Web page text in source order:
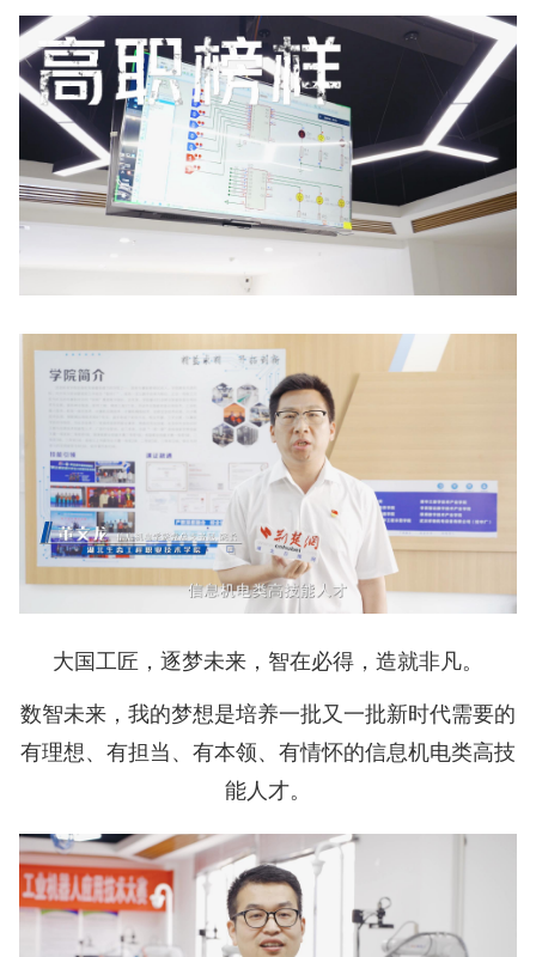
大国工匠，逐梦未来，智在必得，造就非凡。
数智未来，我的梦想是培养一批又一批新时代需要的
有理想、有担当、有本领、有情怀的信息机电类高技
能人才。